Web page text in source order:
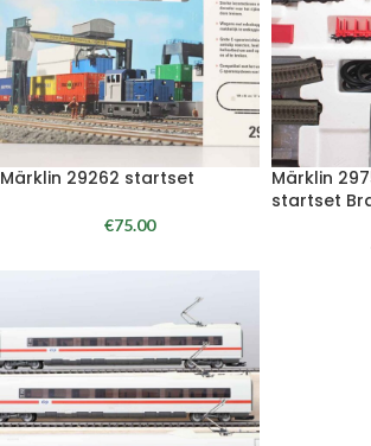
Märklin 29262 startset
€75.00
Märklin
startset